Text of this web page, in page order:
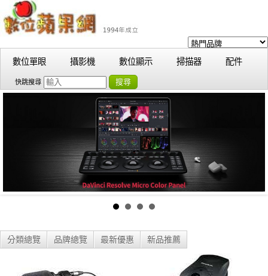
數位單眼 攝影機 數位顯示 掃描器 配件
快跳搜尋 搜尋
分類總覽 品牌總覽 最新優惠 新品推薦